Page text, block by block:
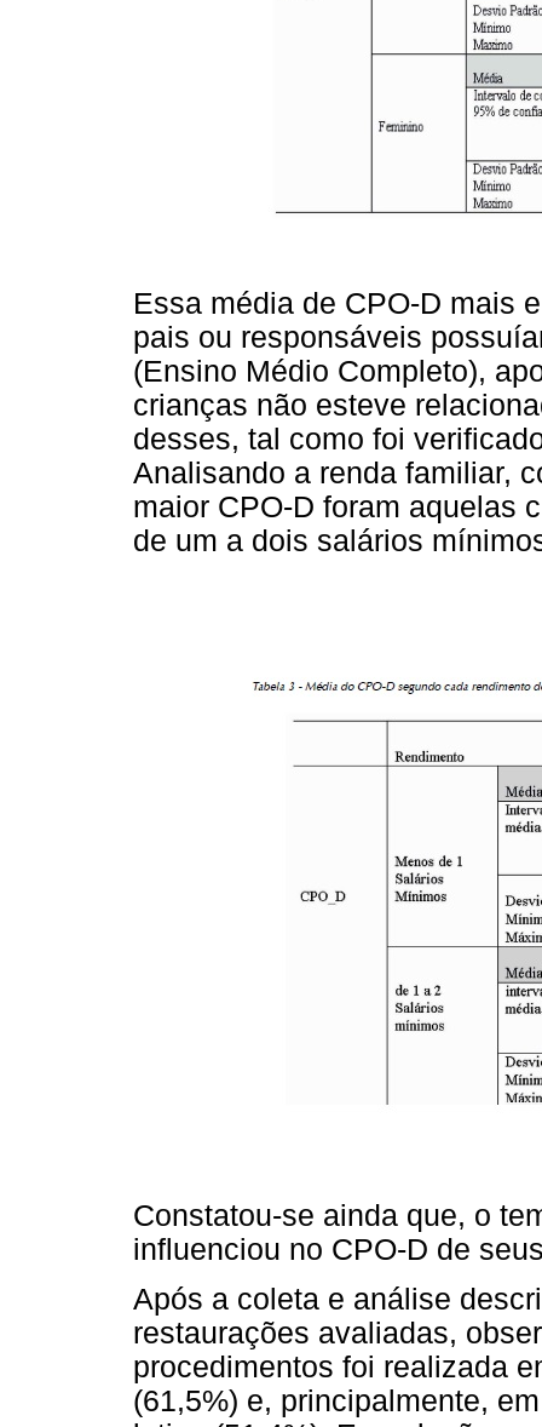
Essa média de CPO-D mais
pais ou responsáveis
(Ensino Médio Completo),
crianças não esteve
desses, tal como foi
Analisando a renda familiar,
maior CPO-D foram aquelas
de um a dois salários
Constatou-se ainda que, o
influenciou no CPO-D de
Após a coleta e análise
restaurações avaliadas,
procedimentos foi realizada
(61,5%) e, principalmente,